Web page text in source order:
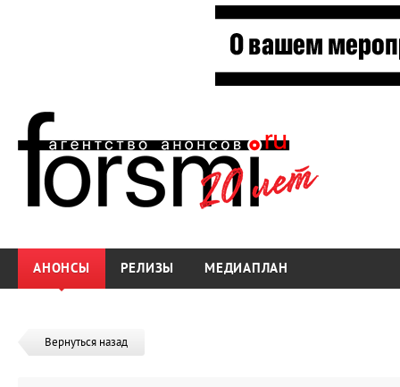
АНОНСЫ РЕЛИЗЫ МЕДИАПЛАН
Вернуться назад